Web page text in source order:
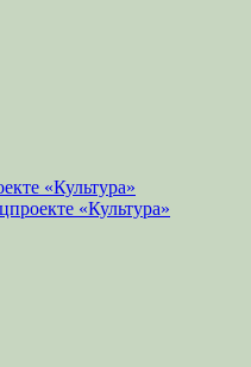
«Культура»
«Культура»